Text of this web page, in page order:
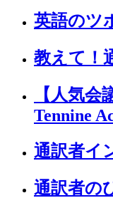
英語のツ
教えて！
【人気会
Tennine
通訳者イ
通訳者の